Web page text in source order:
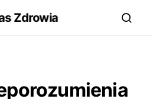
Zdrowia